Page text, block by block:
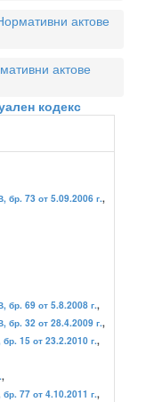
актове
актове
кодекс
бр. 73 от 5.09.2006 г.,
бр. 69 от 5.8.2008 г.,
бр. 32 от 28.4.2009 г.,
15 от 23.2.2010 г.,
,
77 от 4.10.2011 г.,